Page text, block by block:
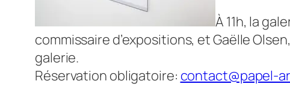
À 11h, la
commissaire d’expositions, et Gaëlle
galerie.
Réservation obligatoire: contact@papel-